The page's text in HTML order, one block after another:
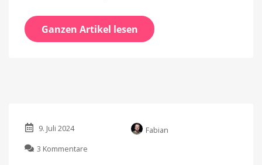
Ganzen Artikel lesen
9. Juli 2024
Fabian
3 Kommentare